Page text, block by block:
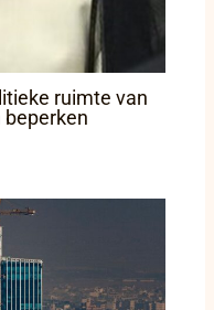
ruimte van